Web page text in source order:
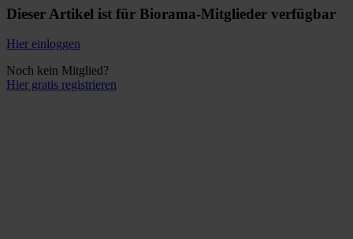
Dieser Artikel ist für Biorama-Mitglieder verfügbar
Hier einloggen
Noch kein Mitglied?
Hier gratis registrieren